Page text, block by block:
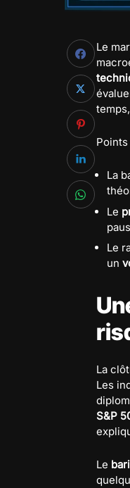
Le
La
Le
Le
un
La
Les
S&P
Le